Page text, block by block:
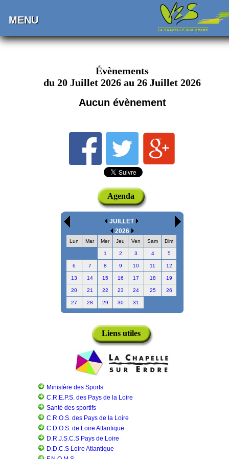
MENU
Évènements
du 20 Juillet 2026 au 26 Juillet 2026
Aucun évènement
Agenda
JUILLET
2026
Lun Mar Mer Jeu Ven Sam Dim
1 2 3 4 5
6 7 8 9 10 11 12
13 14 15 16 17 18 19
20 21 22 23 24 25 26
27 28 29 30 31
Liens utiles
Ministère des Sports
C.R.E.P.S. des Pays de la Loire
Santé des sportifs
C.R.O.S. des Pays de la Loire
C.D.O.S. de Loire Atlantique
D.R.J.S.C.S Pays de Loire
D.D.C.S Loire Atlantique